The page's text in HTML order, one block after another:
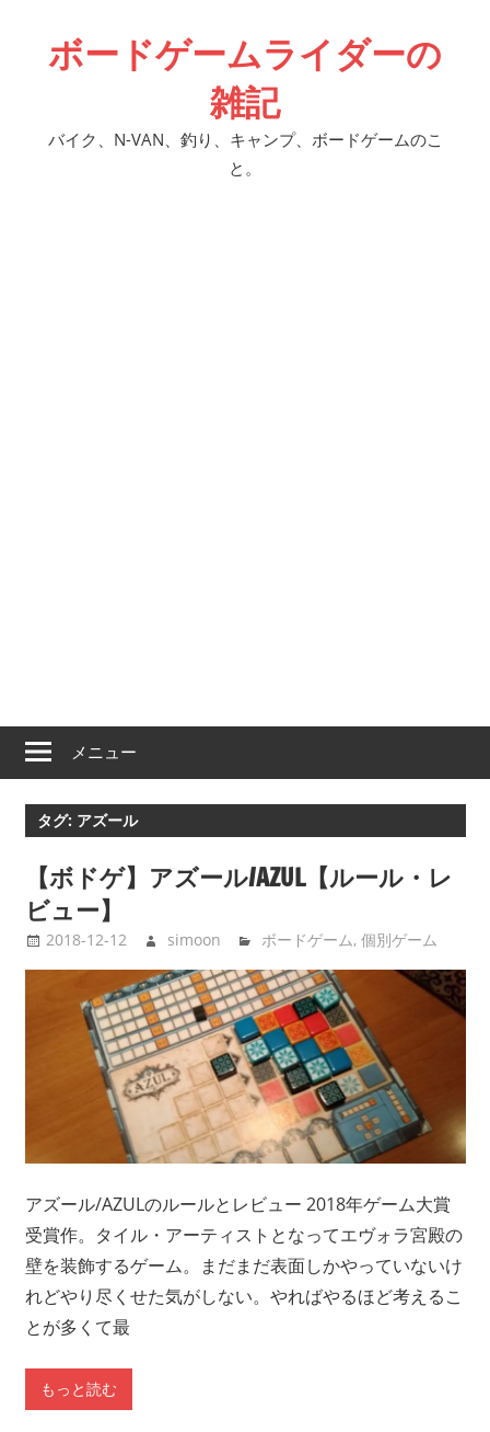
ボードゲームライダーの
雑記
バイク、N-VAN、釣り、キャンプ、ボードゲームのこ
と。
メニュー
タグ: アズール
【ボドゲ】アズール/AZUL【ルール・レ
ビュー】
2018-12-12 simoon ボードゲーム,個別ゲーム
アズール/AZULのルールとレビュー 2018年ゲーム大賞
受賞作。タイル・アーティストとなってエヴォラ宮殿の
壁を装飾するゲーム。まだまだ表面しかやっていないけ
れどやり尽くせた気がしない。やればやるほど考えるこ
とが多くて最
もっと読む